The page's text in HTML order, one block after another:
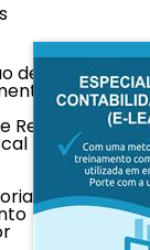
de Processos